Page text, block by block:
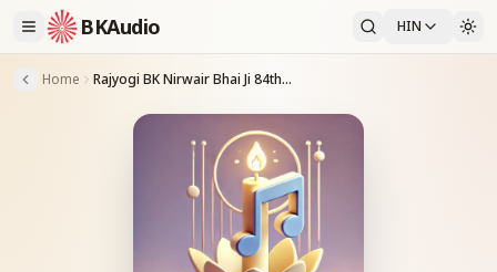
BKAudio HIN
Home Rajyogi BK Nirwair Bhai Ji 84th Birthday